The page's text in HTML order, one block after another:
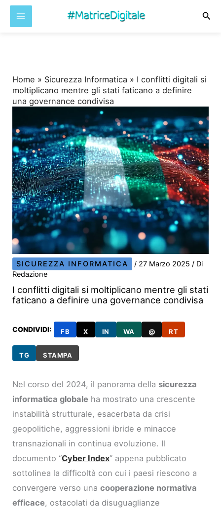
Home » Sicurezza Informatica » I conflitti digitali si
moltiplicano mentre gli stati faticano a definire
una governance condivisa
SICUREZZA INFORMATICA / 27 Marzo 2025/ Di
Redazione
I conflitti digitali si moltiplicano mentre gli stati
faticano a definire una governance condivisa
CONDIVIDI: FB X IN WA @ RT
TG STAMPA
Nel corso del 2024, il panorama della sicurezza
informatica globale ha mostrato una crescente
instabilità strutturale, esacerbata da crisi
geopolitiche, aggressioni ibride e minacce
transnazionali in continua evoluzione. Il
documento “Cyber Index” appena pubblicato
sottolinea la difficoltà con cui i paesi riescono a
convergere verso unacooperazione normativa
efficace, ostacolati da disuguaglianze